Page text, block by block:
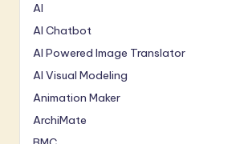
AI
AI Chatbot
AI Powered Image Translator
AI Visual Modeling
Animation Maker
ArchiMate